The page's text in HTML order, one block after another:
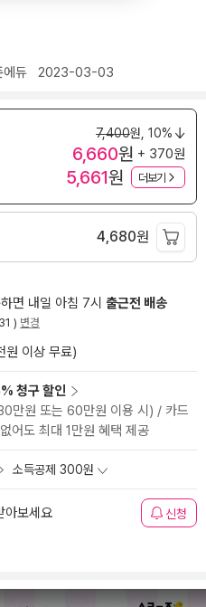
에듀 2023-03-03
7,400원, 10%
6,660원 + 370원
5,661원 더보기
4,680원
면 내일 아침 7시 출근전 배송
) 변경
원 이상 무료)
청구 할인
만원 또는 60만원 이용 시) / 카드
어도 최대 1만원 혜택 제공
소득공제 300원
아보세요 신청